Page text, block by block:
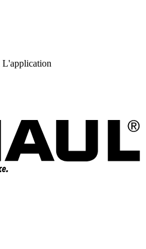
L'application